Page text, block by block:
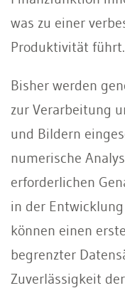
was zu einer
Produktivität führt.
Bisher werden
zur Verarbeitung
und Bildern
numerische
erforderlichen
in der
können einen
begrenzter
Zuverlässigkeit